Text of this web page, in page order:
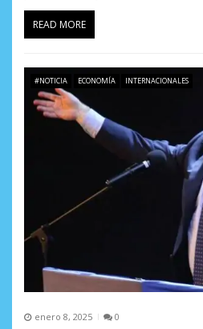
READ MORE
#NOTICIA ECONOMÍA INTERNACIONALES
enero 8, 2025 0